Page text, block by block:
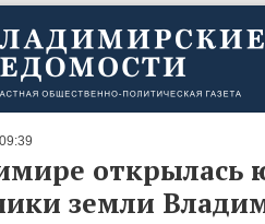
открылась
земли